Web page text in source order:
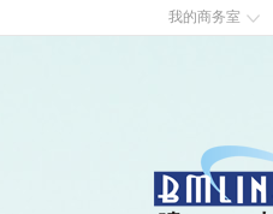
我的商务室